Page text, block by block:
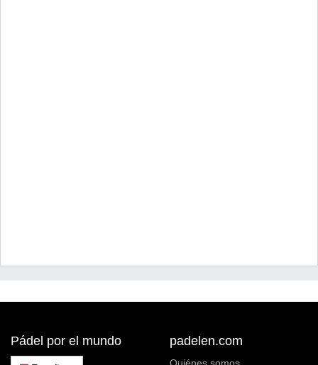
Pádel por el mundo padelen.com